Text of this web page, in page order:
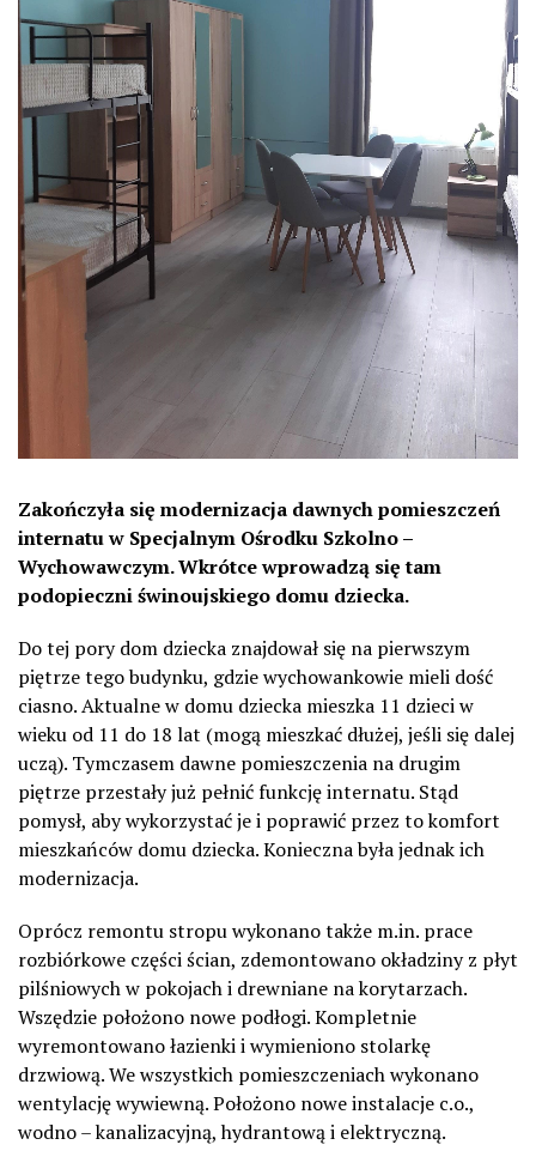
Zakończyła się modernizacja dawnych pomieszczeń
internatu w Specjalnym Ośrodku Szkolno –
Wychowawczym. Wkrótce wprowadzą się tam
podopieczni świnoujskiego domu dziecka.
Do tej pory dom dziecka znajdował się na pierwszym
piętrze tego budynku, gdzie wychowankowie mieli dość
ciasno. Aktualne w domu dziecka mieszka 11 dzieci w
wieku od 11 do 18 lat (mogą mieszkać dłużej, jeśli się dalej
uczą). Tymczasem dawne pomieszczenia na drugim
piętrze przestały już pełnić funkcję internatu. Stąd
pomysł, aby wykorzystać je i poprawić przez to komfort
mieszkańców domu dziecka. Konieczna była jednak ich
modernizacja.
Oprócz remontu stropu wykonano także m.in. prace
rozbiórkowe części ścian, zdemontowano okładziny z płyt
pilśniowych w pokojach i drewniane na korytarzach.
Wszędzie położono nowe podłogi. Kompletnie
wyremontowano łazienki i wymieniono stolarkę
drzwiową. We wszystkich pomieszczeniach wykonano
wentylację wywiewną. Położono nowe instalacje c.o.,
wodno – kanalizacyjną, hydrantową i elektryczną.